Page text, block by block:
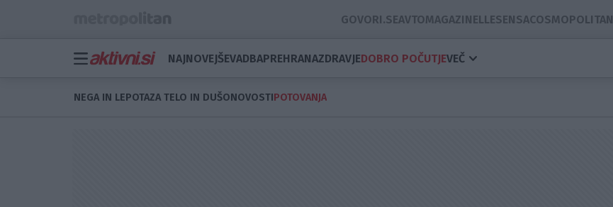
GOVORI.SEAVTOMAGAZINELLESENSACOSMOPOLITAN
NAJNOVEJŠEVADBAPREHRANAZDRAVJEDOBRO POČUTJEVEČ
NEGA IN LEPOTAZA TELO IN DUŠONOVOSTIPOTOVANJA